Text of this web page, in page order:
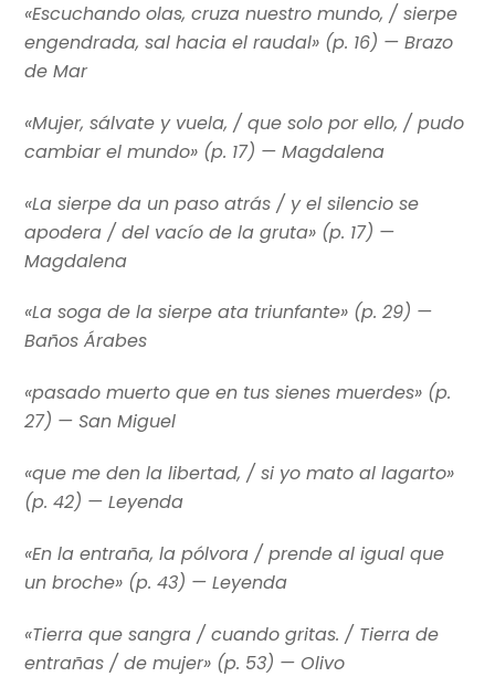
«Escuchando olas, cruza nuestro mundo, / sierpe
engendrada, sal hacia el raudal» (p. 16) —Brazo
de Mar
«Mujer, sálvate y vuela, / que solo por ello, / pudo
cambiar el mundo» (p. 17) —Magdalena
«La sierpe da un paso atrás / y el silencio se
apodera / del vacío de la gruta» (p. 17) —
Magdalena
«La soga de la sierpe ata triunfante» (p. 29) —
Baños Árabes
«pasado muerto que en tus sienes muerdes» (p.
27) —San Miguel
«que me den la libertad, / si yo mato al lagarto»
(p. 42) —Leyenda
«En la entraña, la pólvora / prende al igual que
un broche» (p. 43) —Leyenda
«Tierra que sangra / cuando gritas. / Tierra de
entrañas / de mujer» (p. 53) — Olivo